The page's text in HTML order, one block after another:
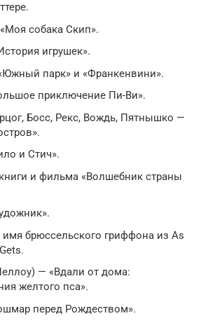
собака Скип».
игрушек».
парк» и «Франкенвини».
приключение Пи-Ви».
Босс, Рекс, Вождь, Пятнышко —
и Стич».
и фильма «Волшебник страны
брюссельского гриффона из As
— «Вдали от дома:
желтого пса».
перед Рождеством».